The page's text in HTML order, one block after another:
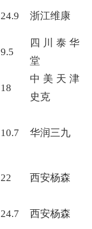
24.9 浙江维康
9.5
四川泰华
堂
18
中美天津
史克
10.7 华润三九
22 西安杨森
24.7 西安杨森